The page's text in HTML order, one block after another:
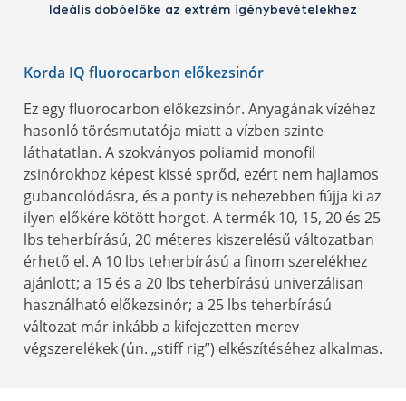
Ideális dobóelőke az extrém igénybevételekhez
Korda IQ fluorocarbon előkezsinór
Ez egy fluorocarbon előkezsinór. Anyagának vízéhez
hasonló törésmutatója miatt a vízben szinte
láthatatlan. A szokványos poliamid monofil
zsinórokhoz képest kissé sprőd, ezért nem hajlamos
gubancolódásra, és a ponty is nehezebben fújja ki az
ilyen előkére kötött horgot. A termék 10, 15, 20 és 25
lbs teherbírású, 20 méteres kiszerelésű változatban
érhető el. A 10 lbs teherbírású a finom szerelékhez
ajánlott; a 15 és a 20 lbs teherbírású univerzálisan
használható előkezsinór; a 25 lbs teherbírású
változat már inkább a kifejezetten merev
végszerelékek (ún. „stiff rig”) elkészítéséhez alkalmas.